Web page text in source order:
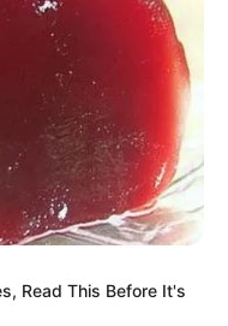
Read This Before It's